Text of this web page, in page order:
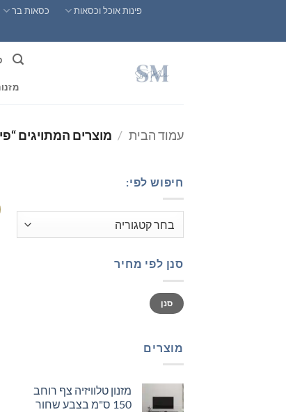
content
פינות אוכל וכסאות כסאות בר
עמוד הבית / מוצרים המתויגים
חיפוש לפי:
סנן לפי מחיר
מחיר
מינימלי
מחיר
מקסימלי
סנן
מוצרים
מזנון טלוויזיה צף רוחב
150 ס"מ בצבע שחור